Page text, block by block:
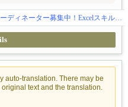
日系大手企業での在庫管理コーディネーター募集中！Excelスキルを活かせるお仕事
auto-translation. There may be
text and the translation.